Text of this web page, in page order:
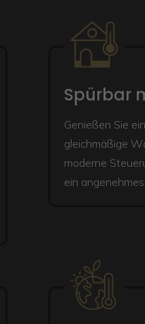
Spürbar
Genießen Sie
gleichmäßige
moderne
ein